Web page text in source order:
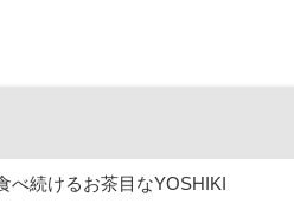
べ続けるお茶目なYOSHIKI